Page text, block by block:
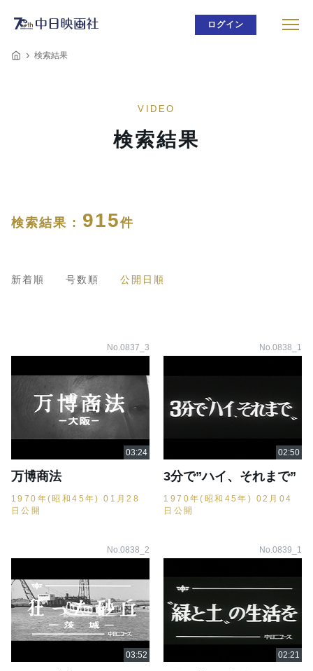
ログイン
検索結果
VIDEO
検索結果
検索結果 : 915件
新着順 号数順 公開日順
No.0837_3
万博商法
1970年(昭和45年) 01月28
日公開
No.0838_1
3分で”ハイ、それまで”
1970年(昭和45年) 02月04
日公開
No.0838_2 No.0839_1